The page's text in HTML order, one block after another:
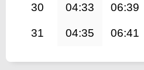
30 04:33 06:39
31 04:35 06:41